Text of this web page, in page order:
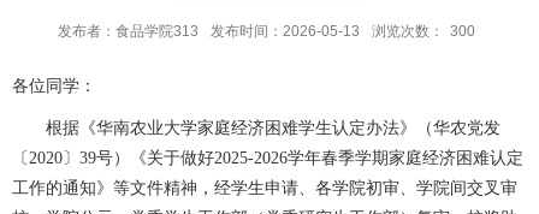
发布者：食品学院313 发布时间：2026-05-13 浏览次数： 300
各位同学：
根据《华南农业大学家庭经济困难学生认定办法》（华农党发
〔2020〕39号）《关于做好2025-2026学年春季学期家庭经济困难认定
工作的通知》等文件精神，经学生申请、各学院初审、学院间交叉审